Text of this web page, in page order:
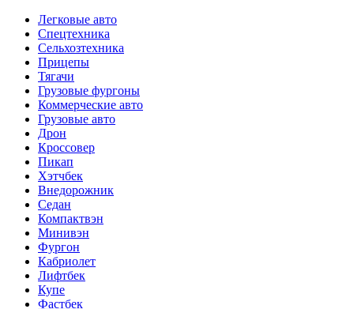
Легковые авто
Спецтехника
Сельхозтехника
Прицепы
Тягачи
Грузовые фургоны
Коммерческие авто
Грузовые авто
Дрон
Кроссовер
Пикап
Хэтчбек
Внедорожник
Седан
Компактвэн
Минивэн
Фургон
Кабриолет
Лифтбек
Купе
Фастбек